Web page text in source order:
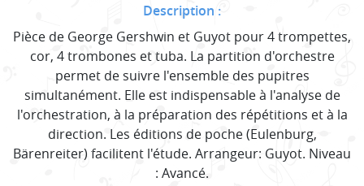
Description :
Pièce de George Gershwin et Guyot pour 4 trompettes,
cor, 4 trombones et tuba. La partition d'orchestre
permet de suivre l'ensemble des pupitres
simultanément. Elle est indispensable à l'analyse de
l'orchestration, à la préparation des répétitions et à la
direction. Les éditions de poche (Eulenburg,
Bärenreiter) facilitent l'étude. Arrangeur: Guyot. Niveau
: Avancé.